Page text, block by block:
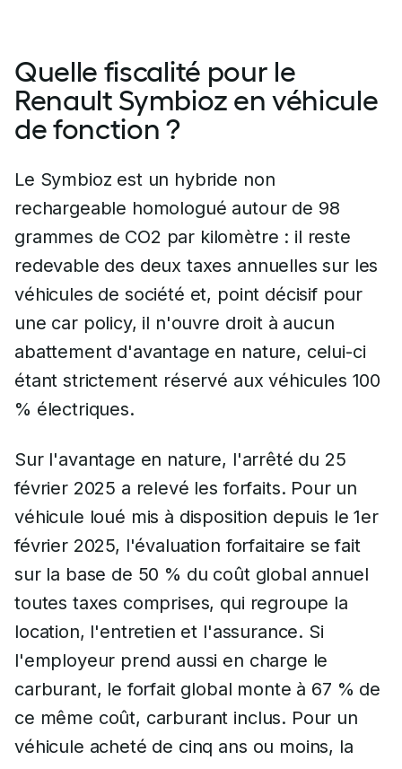
Quelle fiscalité pour le
Renault Symbioz en véhicule
de fonction ?
Le Symbioz est un hybride non
rechargeable homologué autour de 98
grammes de CO2 par kilomètre : il reste
redevable des deux taxes annuelles sur les
véhicules de société et, point décisif pour
une car policy, il n'ouvre droit à aucun
abattement d'avantage en nature, celui-ci
étant strictement réservé aux véhicules 100
% électriques.
Sur l'avantage en nature, l'arrêté du 25
février 2025 a relevé les forfaits. Pour un
véhicule loué mis à disposition depuis le 1er
février 2025, l'évaluation forfaitaire se fait
sur la base de 50 % du coût global annuel
toutes taxes comprises, qui regroupe la
location, l'entretien et l'assurance. Si
l'employeur prend aussi en charge le
carburant, le forfait global monte à 67 % de
ce même coût, carburant inclus. Pour un
véhicule acheté de cinq ans ou moins, la